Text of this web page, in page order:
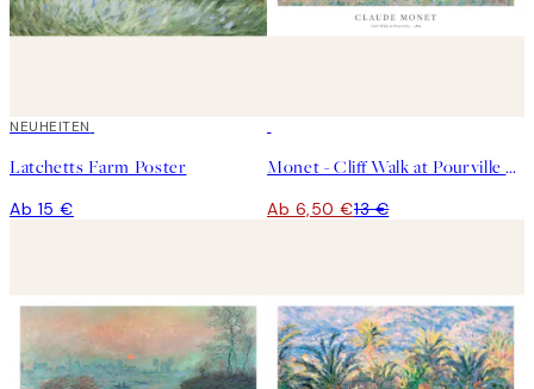
NEUHEITEN
Latchetts Farm Poster
Ab 15 €
Monet - Cliff Walk at Pourville Poster
Ab 6,50 €13 €